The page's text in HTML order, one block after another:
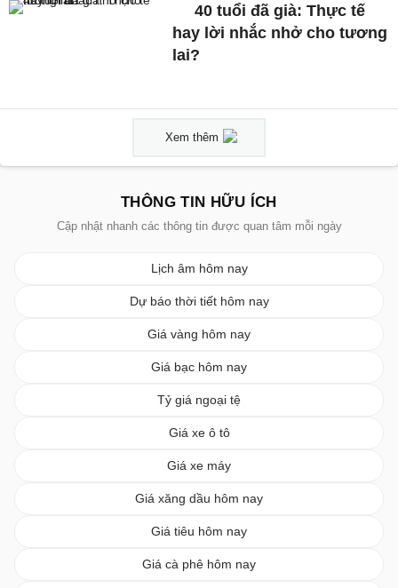
40 tuổi đã già: Thực tế
hay lời nhắc nhở cho tương
lai?
Xem thêm
THÔNG TIN HỮU ÍCH
Cập nhật nhanh các thông tin được quan tâm mỗi ngày
Lịch âm hôm nay
Dự báo thời tiết hôm nay
Giá vàng hôm nay
Giá bạc hôm nay
Tỷ giá ngoại tệ
Giá xe ô tô
Giá xe máy
Giá xăng dầu hôm nay
Giá tiêu hôm nay
Giá cà phê hôm nay